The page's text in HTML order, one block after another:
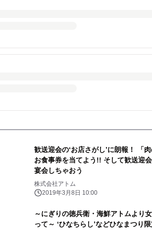
歓送迎会の‘お店さがし’に朗報！ 「
お食事券を当てよう!! そして歓送迎
宴会しちゃおう
株式会社アトム
2019年3月8日 10:00
～にぎりの徳兵衛・海鮮アトムより
って～ ‘ひなちらし’などひなまつり